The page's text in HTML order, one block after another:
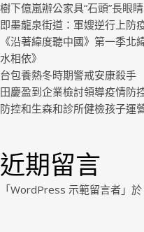
樹下億嵐辦公家具“石頭”長眼
即墨龍泉街道：軍嫂逆行上防
《沿著緯度聽中國》第一季
水相依》
台包養熱冬時期警戒安康殺手
田慶盈到企業檢討領導疫情防
防控和生森和診所健檢孩子運
近期留言
「WordPress 示範留言者 」